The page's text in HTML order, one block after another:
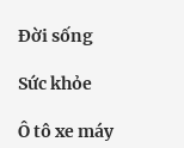
Đời sống
Sức khỏe
Ô tô xe máy